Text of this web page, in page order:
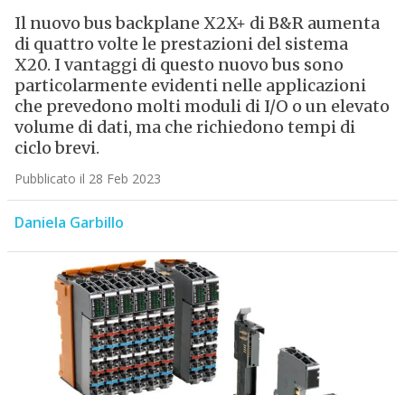
Il nuovo bus backplane X2X+ di B&R aumenta
di quattro volte le prestazioni del sistema
X20. I vantaggi di questo nuovo bus sono
particolarmente evidenti nelle applicazioni
che prevedono molti moduli di I/O o un elevato
volume di dati, ma che richiedono tempi di
ciclo brevi.
Pubblicato il 28 Feb 2023
Daniela Garbillo